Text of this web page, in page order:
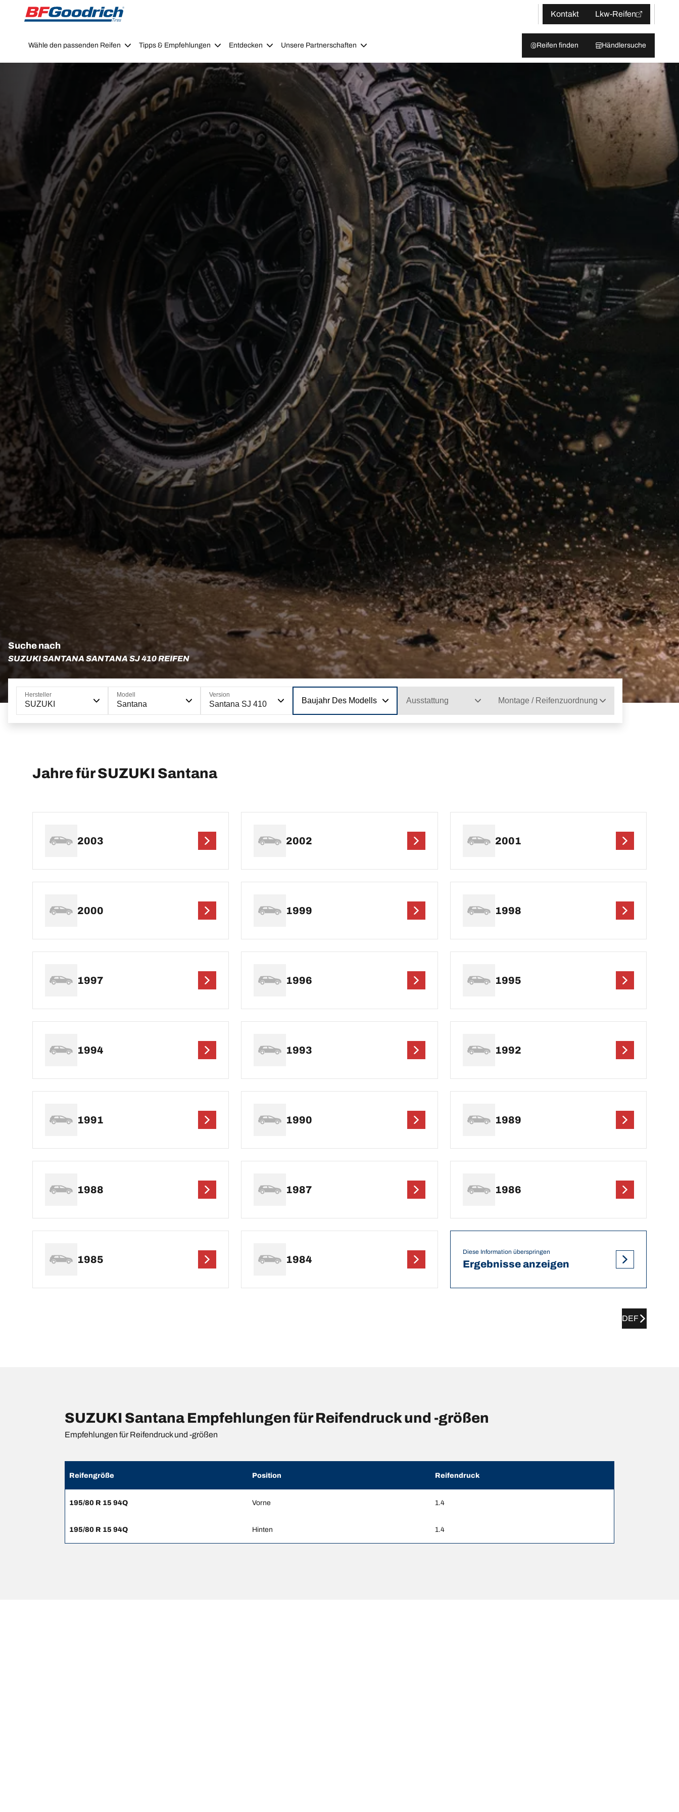
Go to page content
Go to page navigation
Kontakt
Lkw-Reifen
Wähle den passenden Reifen Tipps & Empfehlungen Entdecken Unsere Partnerschaften Reifen finden Händlersuche
Suche nach
SUZUKI SANTANA SANTANA SJ 410 REIFEN
Hersteller
SUZUKI
Modell
Santana
Version
Santana SJ 410 Baujahr Des Modells Ausstattung Montage / Reifenzuordnung
Jahre für SUZUKI Santana
2003 2002 2001
2000 1999 1998
1997 1996 1995
1994 1993 1992
1991 1990 1989
1988 1987 1986
1985 1984
Diese Information überspringen
Ergebnisse anzeigen
DEF
SUZUKI Santana Empfehlungen für Reifendruck und -größen
Empfehlungen für Reifendruck und -größen
Reifengröße Position Reifendruck
195/80 R 15 94Q Vorne 1.4
195/80 R 15 94Q Hinten 1.4